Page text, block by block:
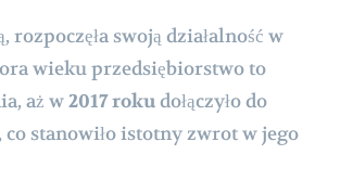
swoją działalność w
wieku przedsiębiorstwo to
aż w2017 rokudołączyło do
, co stanowiło istotny zwrot w jego